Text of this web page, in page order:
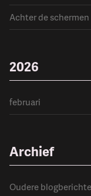
Achter de schermen
2026
februari
Archief
Oudere